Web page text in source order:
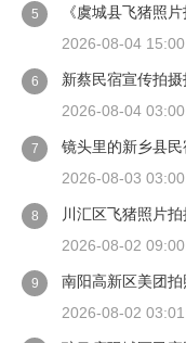
5
《虞城县飞猪照
2026-08-04
6
新蔡民宿宣传拍
2026-08-04
7
镜头里的新乡县
2026-08-03
8
川汇区飞猪照片
2026-08-02
9
南阳高新区美团
2026-08-02